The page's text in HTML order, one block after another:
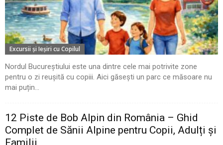
Excursii şi Ieşiri cu Copilul
Nordul Bucureștiului este una dintre cele mai potrivite zone
pentru o zi reușită cu copiii. Aici găsești un parc ce măsoare nu
mai puțin...
12 Piste de Bob Alpin din România – Ghid
Complet de Sănii Alpine pentru Copii, Adulți și
Familii